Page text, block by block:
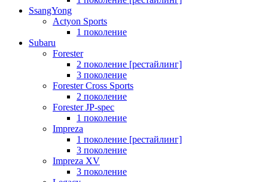
SsangYong
Actyon Sports
1 поколение
Subaru
Forester
2 поколение [рестайлинг]
3 поколение
Forester Cross Sports
2 поколение
Forester JP-spec
1 поколение
Impreza
1 поколение [рестайлинг]
3 поколение
Impreza XV
3 поколение